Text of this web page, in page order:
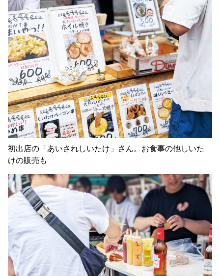
初出店の「あいされしいたけ」さん。お食事の他しいた
けの販売も